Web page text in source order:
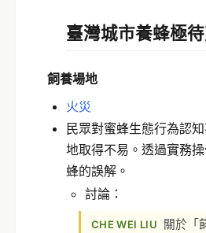
臺灣城市養蜂極
飼養場地
火災
民眾對蜜蜂生態行為認
地取得不易。透過實務
蜂的誤解。
討論：
CHE WEI LIU
關於「